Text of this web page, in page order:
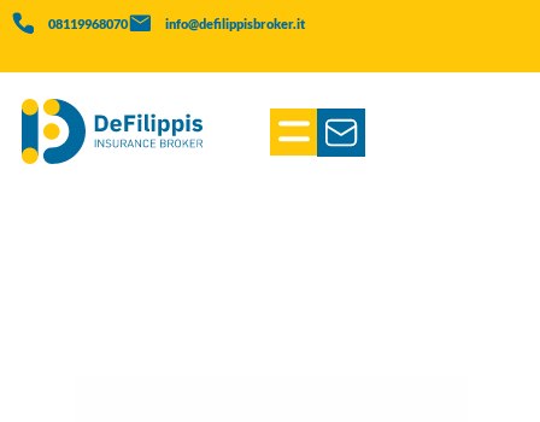
08119968070 info@defilippisbroker.it